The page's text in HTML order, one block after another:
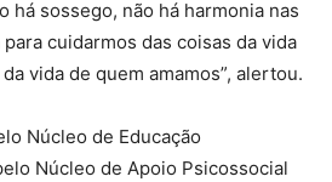
há sossego, não há harmonia nas
cuidarmos das coisas da vida
vida de quem amamos”, alertou.
Núcleo de Educação
Núcleo de Apoio Psicossocial